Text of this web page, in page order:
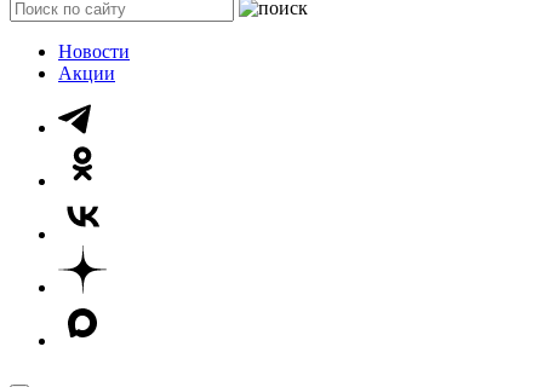
Новости
Акции